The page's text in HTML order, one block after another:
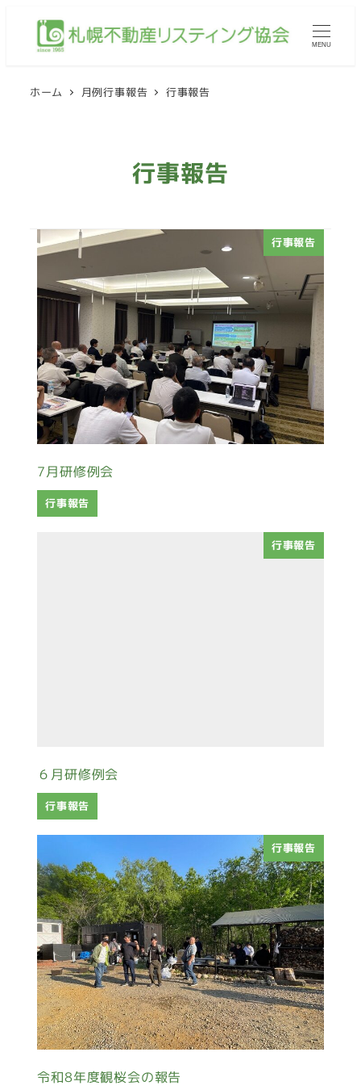
MENU
ホーム 月例行事報告 行事報告
行事報告
行事報告
7月研修例会
行事報告
行事報告
６月研修例会
行事報告
行事報告
令和8年度観桜会の報告